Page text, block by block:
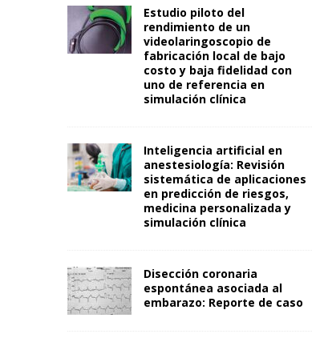
Estudio piloto del
rendimiento de un
videolaringoscopio de
fabricación local de bajo
costo y baja fidelidad con
uno de referencia en
simulación clínica
Inteligencia artificial en
anestesiología: Revisión
sistemática de aplicaciones
en predicción de riesgos,
medicina personalizada y
simulación clínica
Disección coronaria
espontánea asociada al
embarazo: Reporte de caso